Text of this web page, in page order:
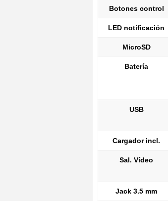
Botones control
LED notificación
MicroSD
Batería
USB
Cargador incl.
Sal. Vídeo
Jack 3.5 mm